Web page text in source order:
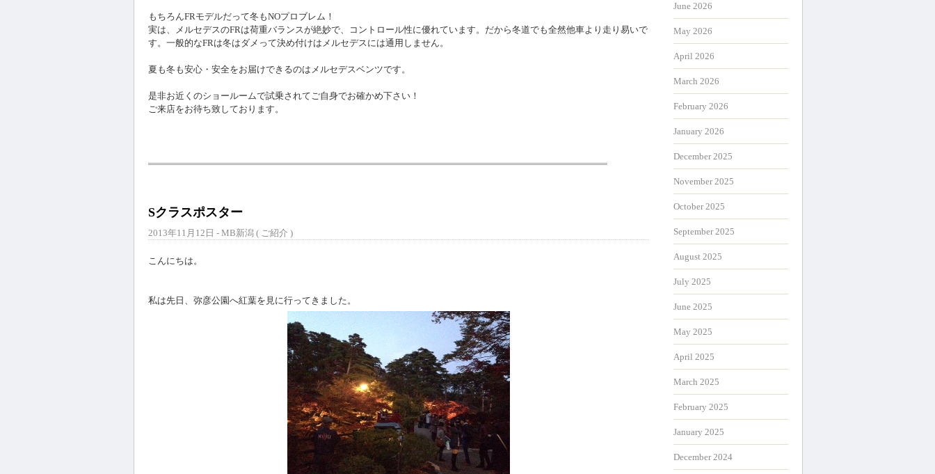
もちろんFRモデルだって冬もNOプロブレム！
実は、メルセデスのFRは荷重バランスが絶妙で、コントロール性に優れています。だから冬道でも全然他車より走り易いで
す。一般的なFRは冬はダメって決め付けはメルセデスには通用しません。
夏も冬も安心・安全をお届けできるのはメルセデスベンツです。
是非お近くのショールームで試乗されてご自身でお確かめ下さい！
ご来店をお待ち致しております。
Sクラスポスター
2013年11月12日 - MB新潟 ( ご紹介 )
こんにちは。
私は先日、弥彦公園へ紅葉を見に行ってきました。
June 2026
May 2026
April 2026
March 2026
February 2026
January 2026
December 2025
November 2025
October 2025
September 2025
August 2025
July 2025
June 2025
May 2025
April 2025
March 2025
February 2025
January 2025
December 2024